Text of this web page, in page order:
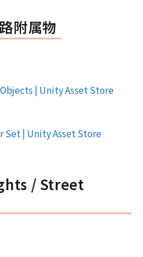
附属物
| Unity Asset Store
| Unity Asset Store
/ Street